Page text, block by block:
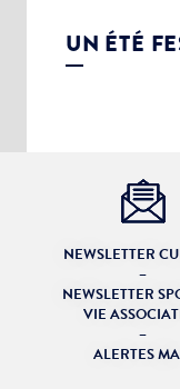
UN ÉTÉ
NEWSLETTER
–
NEWSLETTER
VIE
–
ALERTES